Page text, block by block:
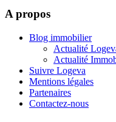
A propos
Blog immobilier
Actualité
Actualité
Suivre Logeva
Mentions légales
Partenaires
Contactez-nous